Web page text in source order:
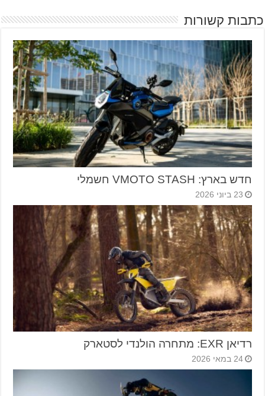
כתבות קשורות
חדש בארץ: VMOTO STASH חשמלי
23 ביוני 2026
רדיאן EXR: מתחרה הולנדי לסטארק
24 במאי 2026